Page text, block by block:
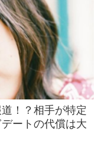
！？相手が特定
ートの代償は大